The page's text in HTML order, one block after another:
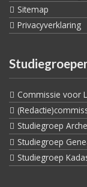
Sitemap
Privacyverklaring
Commissie voor
Studiegroep
Studiegroep
Studiegroep